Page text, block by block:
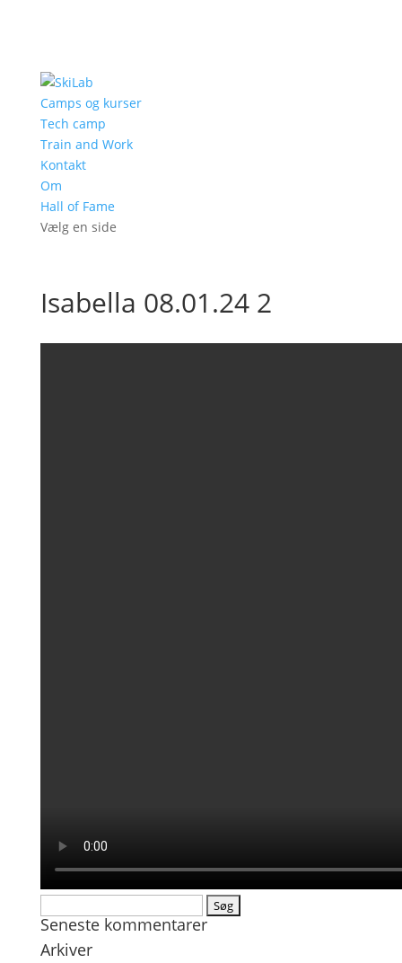
Camps og kurser
Tech camp
Train and Work
Kontakt
Om
Hall of Fame
Vælg en side
Isabella 08.01.24 2
efter:
Seneste kommentarer
Arkiver